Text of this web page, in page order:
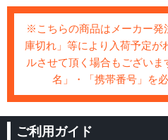
※こちらの商品はメーカー発
庫切れ」等により入荷予定が
ルさせて頂く場合もござい
名」・「携帯番号」を
ご利用ガイド